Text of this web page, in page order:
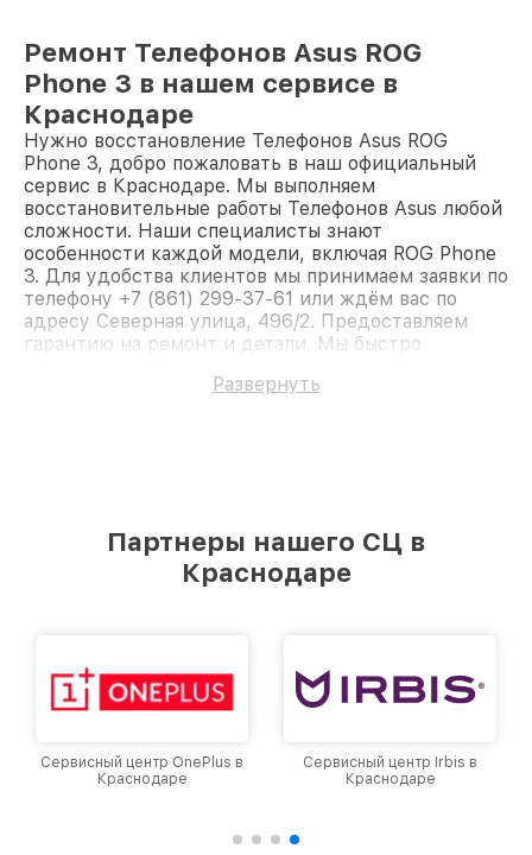
Ремонт Телефонов Asus ROG
Phone 3 в нашем сервисе в
Краснодаре
Нужно восстановление Телефонов Asus ROG
Phone 3, добро пожаловать в наш официальный
сервис в Краснодаре. Мы выполняем
восстановительные работы Телефонов Asus любой
сложности. Наши специалисты знают
особенности каждой модели, включая ROG Phone
3. Для удобства клиентов мы принимаем заявки по
телефону +7 (861) 299-37-61 или ждём вас по
адресу Северная улица, 496/2. Предоставляем
гарантию на ремонт и детали. Мы быстро
Развернуть
Партнеры нашего СЦ в
Краснодаре
Сервисный центр OnePlus в
Краснодаре
Сервисный центр Irbis в
Краснодаре